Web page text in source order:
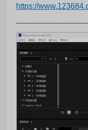
https://